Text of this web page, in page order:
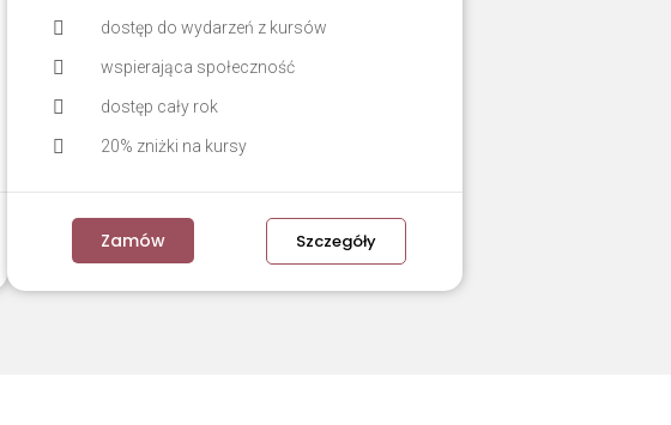
dostęp do wydarzeń z kursów
wspierająca społeczność
dostęp cały rok
20% zniżki na kursy
Zamów Szczegóły